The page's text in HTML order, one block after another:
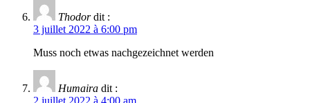
Thodor dit :
3 juillet 2022 à 6:00 pm
Muss noch etwas nachgezeichnet werden
Humaira dit :
2 juillet 2022 à 4:00 am